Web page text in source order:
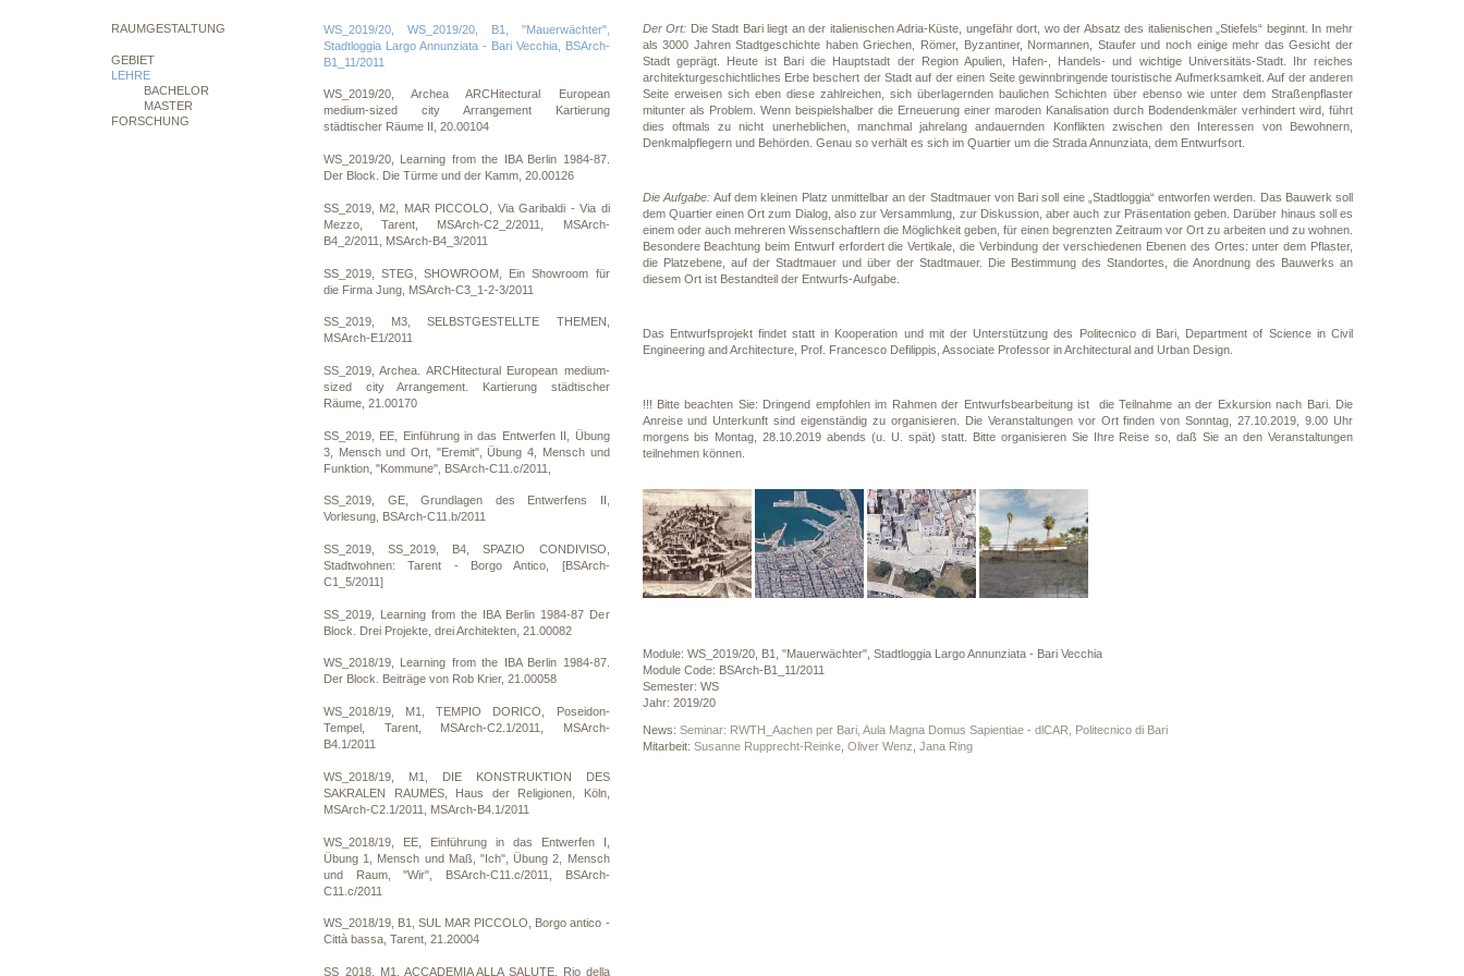
RAUMGESTALTUNG
GEBIET
LEHRE
BACHELOR
MASTER
FORSCHUNG
WS_2019/20, WS_2019/20, B1, "Mauerwächter",
Stadtloggia Largo Annunziata - Bari Vecchia, BSArch-
B1_11/2011
WS_2019/20, Archea ARCHitectural European
medium-sized city Arrangement Kartierung
städtischer Räume II, 20.00104
WS_2019/20, Learning from the IBA Berlin 1984-87.
Der Block. Die Türme und der Kamm, 20.00126
SS_2019, M2, MAR PICCOLO, Via Garibaldi - Via di
Mezzo, Tarent, MSArch-C2_2/2011, MSArch-
B4_2/2011, MSArch-B4_3/2011
SS_2019, STEG, SHOWROOM, Ein Showroom für
die Firma Jung, MSArch-C3_1-2-3/2011
SS_2019, M3, SELBSTGESTELLTE THEMEN,
MSArch-E1/2011
SS_2019, Archea. ARCHitectural European medium-
sized city Arrangement. Kartierung städtischer
Räume, 21.00170
SS_2019, EE, Einführung in das Entwerfen II, Übung
3, Mensch und Ort, "Eremit", Übung 4, Mensch und
Funktion, "Kommune", BSArch-C11.c/2011,
SS_2019, GE, Grundlagen des Entwerfens II,
Vorlesung, BSArch-C11.b/2011
SS_2019, SS_2019, B4, SPAZIO CONDIVISO,
Stadtwohnen: Tarent - Borgo Antico, [BSArch-
C1_5/2011]
SS_2019, Learning from the IBA Berlin 1984-87 Der
Block. Drei Projekte, drei Architekten, 21.00082
WS_2018/19, Learning from the IBA Berlin 1984-87.
Der Block. Beiträge von Rob Krier, 21.00058
WS_2018/19, M1, TEMPIO DORICO, Poseidon-
Tempel, Tarent, MSArch-C2.1/2011, MSArch-
B4.1/2011
WS_2018/19, M1, DIE KONSTRUKTION DES
SAKRALEN RAUMES, Haus der Religionen, Köln,
MSArch-C2.1/2011, MSArch-B4.1/2011
WS_2018/19, EE, Einführung in das Entwerfen I,
Übung 1, Mensch und Maß, "Ich", Übung 2, Mensch
und Raum, "Wir", BSArch-C11.c/2011, BSArch-
C11.c/2011
WS_2018/19, B1, SUL MAR PICCOLO, Borgo antico -
Città bassa, Tarent, 21.20004
SS_2018, M1, ACCADEMIA ALLA SALUTE, Rio della
Der Ort: Die Stadt Bari liegt an der italienischen Adria-Küste, ungefähr dort, wo der Absatz des italienischen „Stiefels“ beginnt. In mehr
als 3000 Jahren Stadtgeschichte haben Griechen, Römer, Byzantiner, Normannen, Staufer und noch einige mehr das Gesicht der
Stadt geprägt. Heute ist Bari die Hauptstadt der Region Apulien, Hafen-, Handels- und wichtige Universitäts-Stadt. Ihr reiches
architekturgeschichtliches Erbe beschert der Stadt auf der einen Seite gewinnbringende touristische Aufmerksamkeit. Auf der anderen
Seite erweisen sich eben diese zahlreichen, sich überlagernden baulichen Schichten über ebenso wie unter dem Straßenpflaster
mitunter als Problem. Wenn beispielshalber die Erneuerung einer maroden Kanalisation durch Bodendenkmäler verhindert wird, führt
dies oftmals zu nicht unerheblichen, manchmal jahrelang andauernden Konflikten zwischen den Interessen von Bewohnern,
Denkmalpflegern und Behörden. Genau so verhält es sich im Quartier um die Strada Annunziata, dem Entwurfsort.
Die Aufgabe: Auf dem kleinen Platz unmittelbar an der Stadtmauer von Bari soll eine „Stadtloggia“ entworfen werden. Das Bauwerk soll
dem Quartier einen Ort zum Dialog, also zur Versammlung, zur Diskussion, aber auch zur Präsentation geben. Darüber hinaus soll es
einem oder auch mehreren Wissenschaftlern die Möglichkeit geben, für einen begrenzten Zeitraum vor Ort zu arbeiten und zu wohnen.
Besondere Beachtung beim Entwurf erfordert die Vertikale, die Verbindung der verschiedenen Ebenen des Ortes: unter dem Pflaster,
die Platzebene, auf der Stadtmauer und über der Stadtmauer. Die Bestimmung des Standortes, die Anordnung des Bauwerks an
diesem Ort ist Bestandteil der Entwurfs-Aufgabe.
Das Entwurfsprojekt findet statt in Kooperation und mit der Unterstützung des Politecnico di Bari, Department of Science in Civil
Engineering and Architecture, Prof. Francesco Defilippis, Associate Professor in Architectural and Urban Design.
!!! Bitte beachten Sie: Dringend empfohlen im Rahmen der Entwurfsbearbeitung ist die Teilnahme an der Exkursion nach Bari. Die
Anreise und Unterkunft sind eigenständig zu organisieren. Die Veranstaltungen vor Ort finden von Sonntag, 27.10.2019, 9.00 Uhr
morgens bis Montag, 28.10.2019 abends (u. U. spät) statt. Bitte organisieren Sie Ihre Reise so, daß Sie an den Veranstaltungen
teilnehmen können.
Module: WS_2019/20, B1, "Mauerwächter", Stadtloggia Largo Annunziata - Bari Vecchia
Module Code: BSArch-B1_11/2011
Semester: WS
Jahr: 2019/20
News: Seminar: RWTH_Aachen per Bari, Aula Magna Domus Sapientiae - dlCAR, Politecnico di Bari
Mitarbeit: Susanne Rupprecht-Reinke, Oliver Wenz Jana Ring